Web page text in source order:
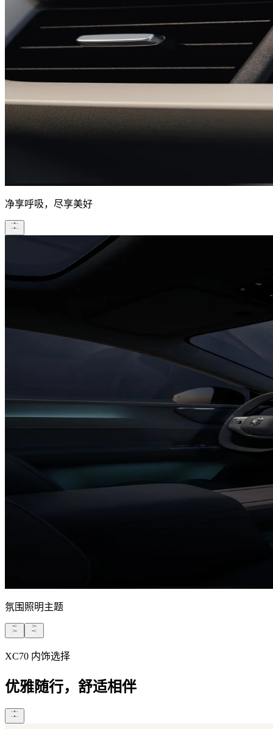
净享呼吸，尽享美好
氛围照明主题
XC70 内饰选择
优雅随行，舒适相伴